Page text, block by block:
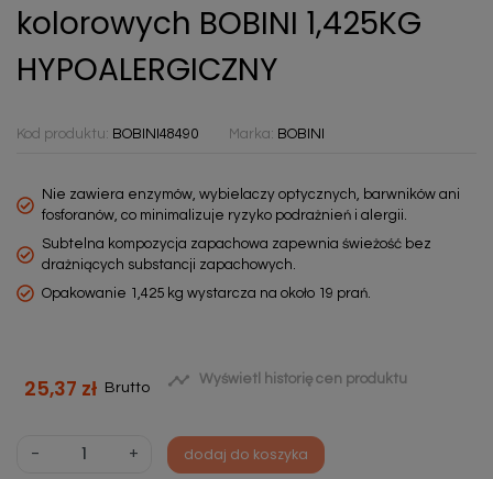
kolorowych BOBINI 1,425KG
HYPOALERGICZNY
Kod produktu: BOBINI48490 Marka: BOBINI
Nie zawiera enzymów, wybielaczy optycznych, barwników ani
fosforanów, co minimalizuje ryzyko podrażnień i alergii.
Subtelna kompozycja zapachowa zapewnia świeżość bez
drażniących substancji zapachowych.
Opakowanie 1,425 kg wystarcza na około 19 prań.
25,37 zł Brutto  Wyświetl historię cen produktu
- + dodaj do koszyka